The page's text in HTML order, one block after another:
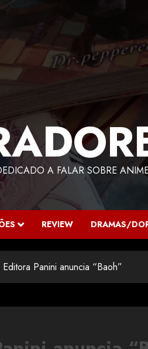
A FALAR SOBRE
REVIEW DRAMAS/
Editora Panini anuncia “Baoh”